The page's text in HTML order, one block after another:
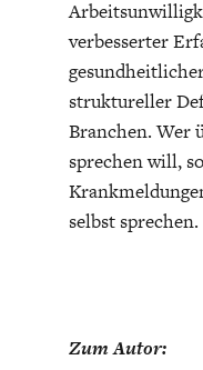
verbesserter
struktureller
Branchen. Wer
sprechen will,
selbst sprechen.
Zum Autor: